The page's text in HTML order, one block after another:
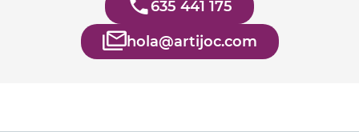
635 441 175
hola@artijoc.com